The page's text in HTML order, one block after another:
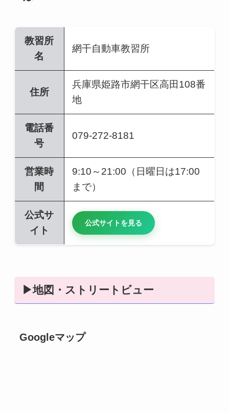
教習所
名
網干自動車教習所
住所
兵庫県姫路市網干区高田108番
地
電話番
号
079-272-8181
営業時
間
9:10～21:00（日曜日は17:00
まで）
公式サ
イト
公式サイトを見る
▶地図・ストリートビュー
Googleマップ